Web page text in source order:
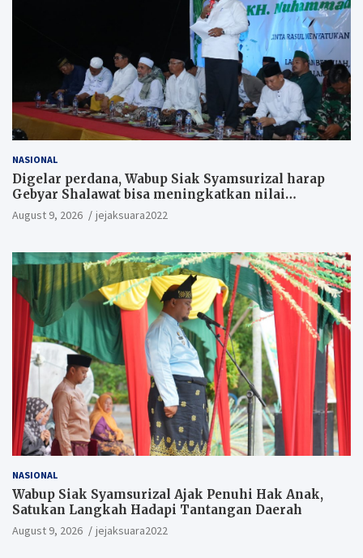
NASIONAL
Digelar perdana, Wabup Siak Syamsurizal harap
Gebyar Shalawat bisa meningkatkan nilai
keagamaan ditengah-tengah masyarakat.
August 9, 2026 jejaksuara2022
NASIONAL
Wabup Siak Syamsurizal Ajak Penuhi Hak Anak,
Satukan Langkah Hadapi Tantangan Daerah
August 9, 2026 jejaksuara2022